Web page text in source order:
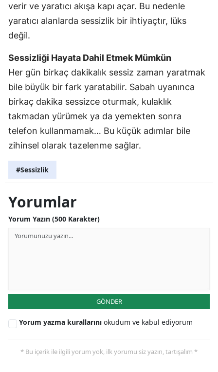
verir ve yaratıcı akışa kapı açar. Bu nedenle
yaratıcı alanlarda sessizlik bir ihtiyaçtır, lüks
değil.
Sessizliği Hayata Dahil Etmek Mümkün
Her gün birkaç dakikalık sessiz zaman yaratmak
bile büyük bir fark yaratabilir. Sabah uyanınca
birkaç dakika sessizce oturmak, kulaklık
takmadan yürümek ya da yemekten sonra
telefon kullanmamak… Bu küçük adımlar bile
zihinsel olarak tazelenme sağlar.
#Sessizlik
Yorumlar
Yorum Yazın (500 Karakter)
GÖNDER
Yorum yazma kurallarını okudum ve kabul ediyorum
* Bu içerik ile ilgili yorum yok, ilk yorumu siz yazın, tartışalım *